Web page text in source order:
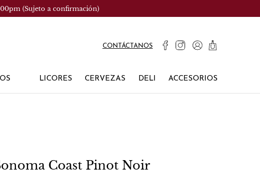
(Sujeto a confirmación)
CONTÁCTANOS
LICORES CERVEZAS DELI ACCESORIOS
Coast Pinot Noir